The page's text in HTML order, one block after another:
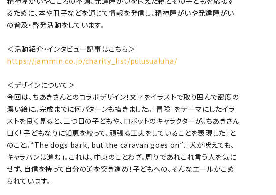
るために、本や冊子などを通じて情報を発信し、精神障がいや発達障がい
の普及・啓発活動をしています。
＜活動紹介・インタビュー記事はこちら＞
https://jammin.co.jp/charity_list/pulusualuha/
＜デザインについて＞
今回は、ちあきさんとのコラボデザイン！文字をイラストで取り囲んで密度の
濃い絵に。完成までに何パターンも描きました。「冒険」をテーマにしたイラ
ストを良く見ると、三つ目の子どもや、ロボットのキャラクターが。ちあきさん
曰く「子どもなりに知恵を絞って、頑張る工夫をしていることを表現した」と
のこと。“The dogs bark, but the caravan goes on”.「犬が吠えても、
キャラバンは進む」。これは、中東のことわざ。周りであれこれ言う人を気に
せず、自信を持って自分の道を突き進め！子どもへの、そんなエールがこめ
られています。